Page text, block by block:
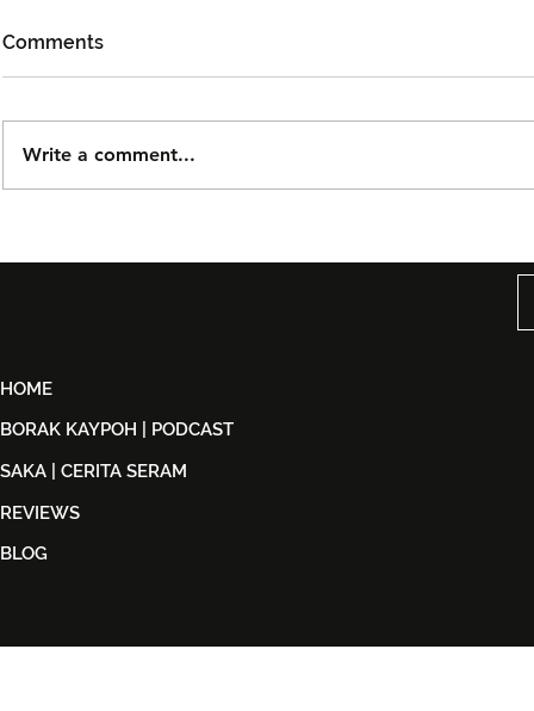
Dijual
Comments
Write a comment...
HOME
BORAK KAYPOH | PODCAST
SAKA | CERITA SERAM
REVIEWS
BLOG